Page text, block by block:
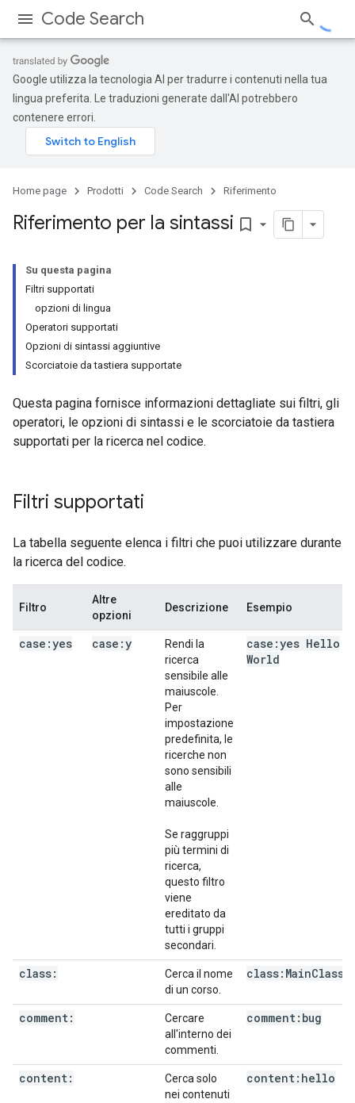
Code Search
Google utilizza la tecnologia AI per tradurre i contenuti nella tua
lingua preferita. Le traduzioni generate dall'AI potrebbero
contenere errori.
Home page Prodotti Code Search Riferimento
Riferimento per la sintassi bookmark_border
Su questa pagina
Filtri supportati
opzioni di lingua
Operatori supportati
Opzioni di sintassi aggiuntive
Scorciatoie da tastiera supportate
Questa pagina fornisce informazioni dettagliate sui filtri, gli
operatori, le opzioni di sintassi e le scorciatoie da tastiera
supportati per la ricerca nel codice.
Filtri supportati
La tabella seguente elenca i filtri che puoi utilizzare durante
la ricerca del codice.
Filtro
Altre
opzioni
Descrizione Esempio
case:yes case:y
Rendi la
ricerca
sensibile alle
maiuscole.
Per
impostazione
predefinita, le
ricerche non
sono sensibili
alle
maiuscole.
Se raggruppi
più termini di
ricerca,
questo filtro
viene
ereditato da
tutti i gruppi
secondari.
case:yes Hello
World
class:
Cerca il nome
di un corso.
class:MainClass
comment:
Cercare
all'interno dei
commenti.
comment:bug
content:
Cerca solo
nei contenuti
content:hello